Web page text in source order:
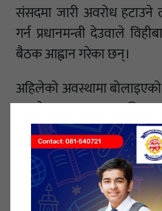
संसदमा जारी अवरोध
गर्न प्रधानमन्त्री देउवाले
बैठक आह्वान गरेका छन्।
अहिलेको अवस्थामा
उनको भनाइ छ। यसअघि
बोलाएको सर्वदलीय बैठक
थियो।
यता एमाले पार्टी कार्यालय
सर्वदलीय बैठकमा